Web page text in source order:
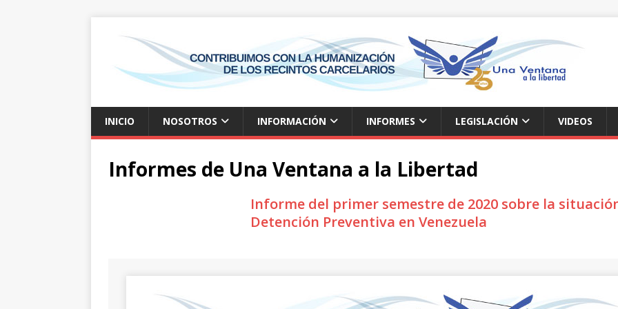
INICIO NOSOTROS INFORMACIÓN INFORMES LEGISLACIÓN VIDEOS
Informes de Una Ventana a la Libertad
Informe del primer semestre de 2020 sobre la
Detención Preventiva en Venezuela